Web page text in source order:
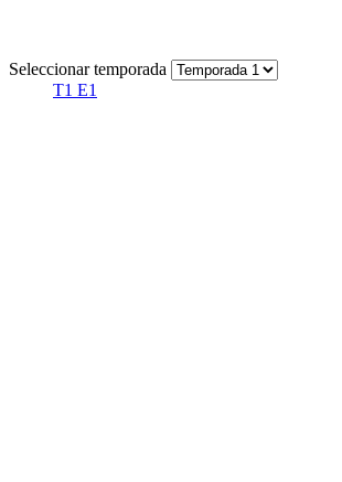
Seleccionar temporada
T1 E1